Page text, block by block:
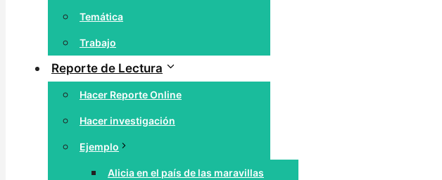
Temática
Trabajo
Reporte de Lectura
Hacer Reporte Online
Hacer investigación
Ejemplo
Alicia en el país de las maravillas